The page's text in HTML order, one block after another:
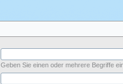
Geben Sie einen oder mehrere Begriffe